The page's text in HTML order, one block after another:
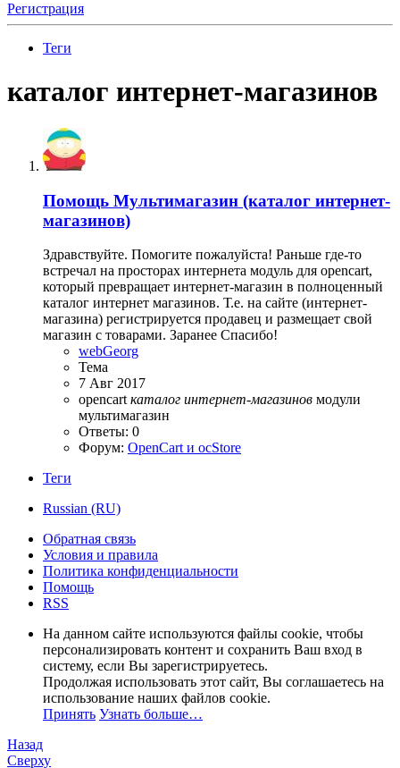
Регистрация
Теги
каталог интернет-магазинов
Помощь Мультимагазин (каталог интернет-
магазинов)
Здравствуйте. Помогите пожалуйста! Раньше где-то
встречал на просторах интернета модуль для opencart,
который превращает интернет-магазин в полноценный
каталог интернет магазинов. Т.е. на сайте (интернет-
магазина) регистрируется продавец и размещает свой
магазин с товарами. Заранее Спасибо!
webGeorg
Тема
7 Авг 2017
opencart каталог интернет-магазинов модули
мультимагазин
Ответы: 0
Форум: OpenCart и ocStore
Теги
Russian (RU)
Обратная связь
Условия и правила
Политика конфиденциальности
Помощь
RSS
На данном сайте используются файлы cookie, чтобы
персонализировать контент и сохранить Ваш вход в
систему, если Вы зарегистрируетесь.
Продолжая использовать этот сайт, Вы соглашаетесь на
использование наших файлов cookie.
Принять Узнать больше…
Назад
Сверху